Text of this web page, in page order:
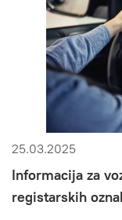
25.03.2025
Informacija za
registarskih